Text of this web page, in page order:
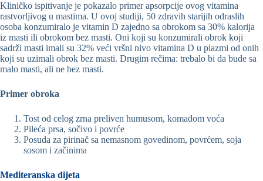
Kliničko ispitivanje je pokazalo primer apsorpcije ovog vitamina
rastvorljivog u mastima. U ovoj studiji, 50 zdravih starijih odraslih
osoba konzumiralo je vitamin D zajedno sa obrokom sa 30% kalorija
iz masti ili obrokom bez masti. Oni koji su konzumirali obrok koji
sadrži masti imali su 32% veći vršni nivo vitamina D u plazmi od onih
koji su uzimali obrok bez masti. Drugim rečima: trebalo bi da bude sa
malo masti, ali ne bez masti.
Primer obroka
Tost od celog zrna preliven humusom, komadom voća
Pileća prsa, sočivo i povrće
Posuda za pirinač sa nemasnom govedinom, povrćem, soja
sosom i začinima
Mediteranska dijeta